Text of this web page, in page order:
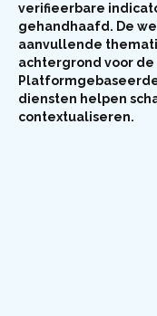
verifieerbare
gehandhaafd. De
aanvullende
achtergrond voor de
diensten helpen
contextualiseren.